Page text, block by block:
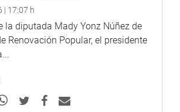
| 17:07 h
la diputada Mady Yonz Núñez de
Renovación Popular, el presidente